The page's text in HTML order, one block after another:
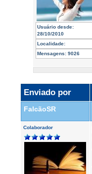
Usuário desde:
28/10/2010
Localidade:
Mensagens: 9026
Enviado por
FalcãoSR
Colaborador